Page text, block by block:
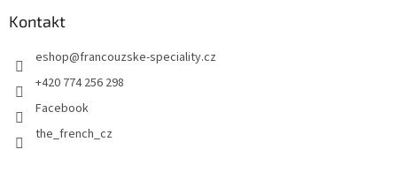
Kontakt
eshop@francouzske-speciality.cz
+420 774 256 298
Facebook
the_french_cz